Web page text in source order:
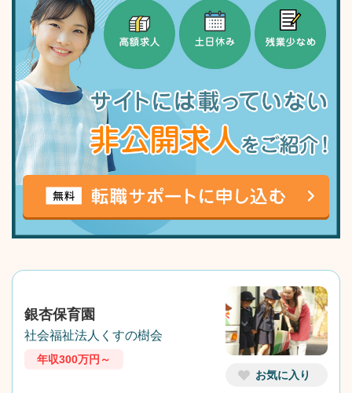
お気に入り
銀杏保育園
社会福祉法人くすの樹会
年収300万円～